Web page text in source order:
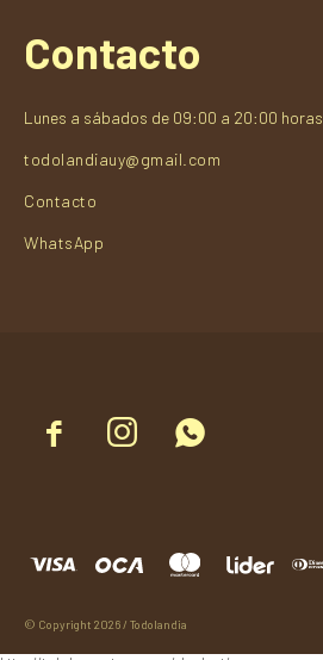
  
Contacto
Lunes a sábados de 09:00 a 20:00 horas.
todolandiauy@gmail.com
Contacto
WhatsApp
© Copyright 2026 / Todolandia